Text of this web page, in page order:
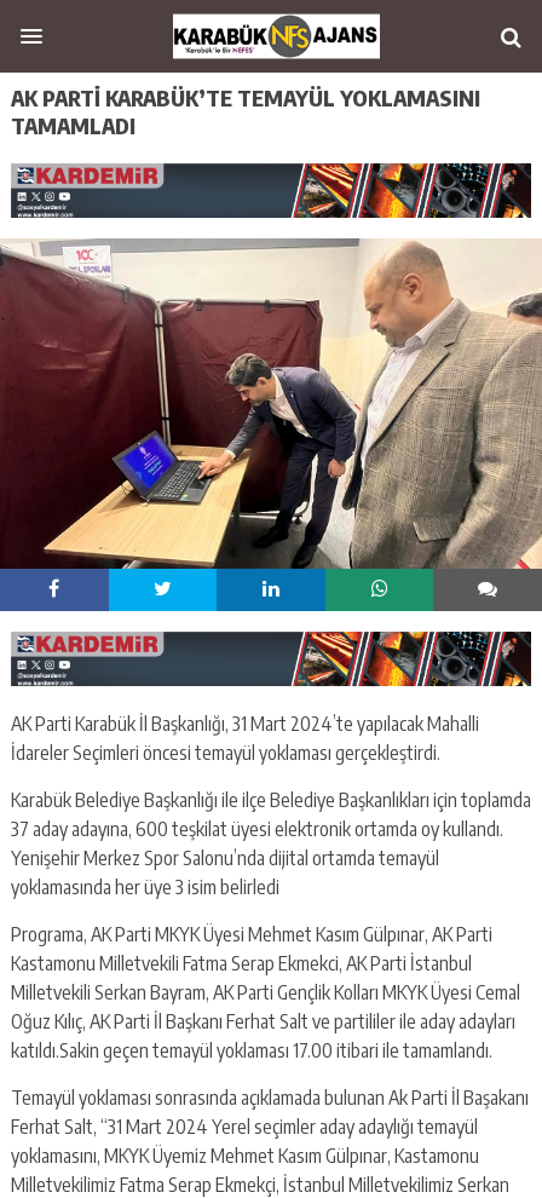
AK PARTİ KARABÜK’TE TEMAYÜL YOKLAMASINI
TAMAMLADI
AK Parti Karabük İl Başkanlığı, 31 Mart 2024’te yapılacak Mahalli
İdareler Seçimleri öncesi temayül yoklaması gerçekleştirdi.
Karabük Belediye Başkanlığı ile ilçe Belediye Başkanlıkları için toplamda
37 aday adayına, 600 teşkilat üyesi elektronik ortamda oy kullandı.
Yenişehir Merkez Spor Salonu’nda dijital ortamda temayül
yoklamasında her üye 3 isim belirledi
Programa, AK Parti MKYK Üyesi Mehmet Kasım Gülpınar, AK Parti
Kastamonu Milletvekili Fatma Serap Ekmekci, AK Parti İstanbul
Milletvekili Serkan Bayram, AK Parti Gençlik Kolları MKYK Üyesi Cemal
Oğuz Kılıç, AK Parti İl Başkanı Ferhat Salt ve partililer ile aday adayları
katıldı.Sakin geçen temayül yoklaması 17.00 itibari ile tamamlandı.
Temayül yoklaması sonrasında açıklamada bulunan Ak Parti İl Başakanı
Ferhat Salt, “31 Mart 2024 Yerel seçimler aday adaylığı temayül
yoklamasını, MKYK Üyemiz Mehmet Kasım Gülpınar, Kastamonu
Milletvekilimiz Fatma Serap Ekmekçi, İstanbul Milletvekilimiz Serkan